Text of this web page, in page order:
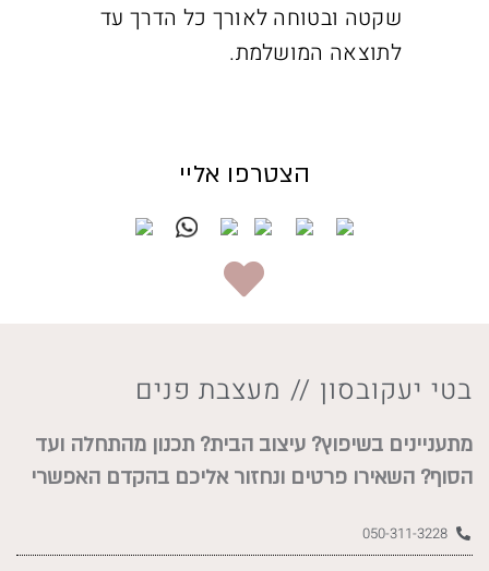
שקטה ובטוחה לאורך כל הדרך עד
לתוצאה המושלמת.
הצטרפו אליי
בטי יעקובסון // מעצבת פנים
מתעניינים בשיפוץ? עיצוב הבית? תכנון מהתחלה ועד
הסוף? השאירו פרטים ונחזור אליכם בהקדם האפשרי
050-311-3228